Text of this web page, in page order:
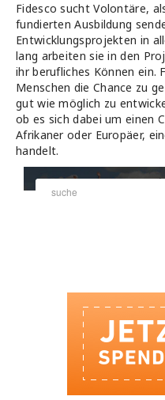
Fidesco sucht Volontäre,
fundierten Ausbildung
Entwicklungsprojekten in
lang arbeiten sie in den
ihr berufliches Können ein.
Menschen die Chance zu
gut wie möglich zu
ob es sich dabei um einen
Afrikaner oder Europäer,
handelt.